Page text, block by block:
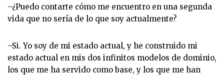
–¿Puedo contarte cómo me encuentro en una segunda
vida que no sería de lo que soy actualmente?
–Si. Yo soy de mi estado actual, y he construido mi
estado actual en mis dos infinitos modelos de dominio,
los que me ha servido como base, y los que me han